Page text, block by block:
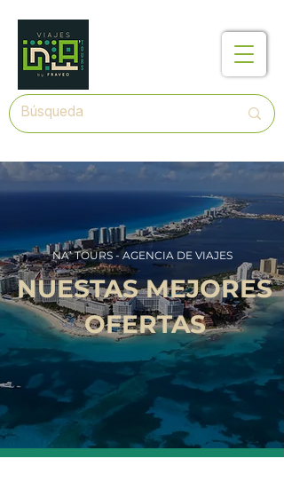
NA’ TOURS - AGENCIA DE VIAJES
NUESTAS MEJORES
OFERTAS